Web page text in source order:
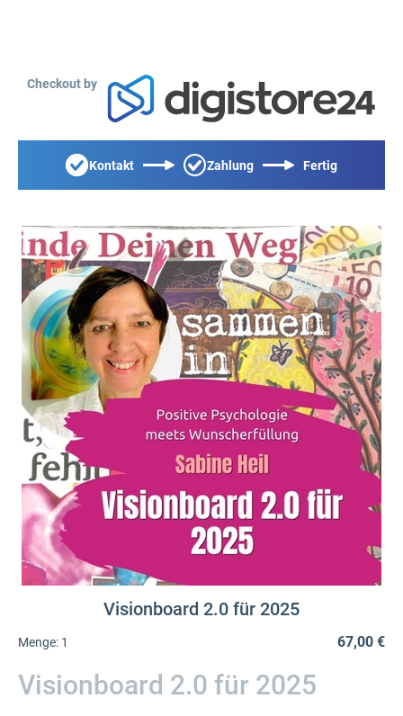
Checkout by
Kontakt Zahlung Fertig
Visionboard 2.0 für 2025
Menge: 1 67,00 €
Visionboard 2.0 für 2025